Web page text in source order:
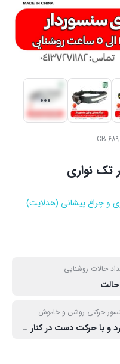
CB-
تک نواری
و چراغ پیشانی (هدلایت)
حالات روشنایی
حرکتی روشن و خاموش
دارد و با حرکت دست در کنار سر عمل می کند.